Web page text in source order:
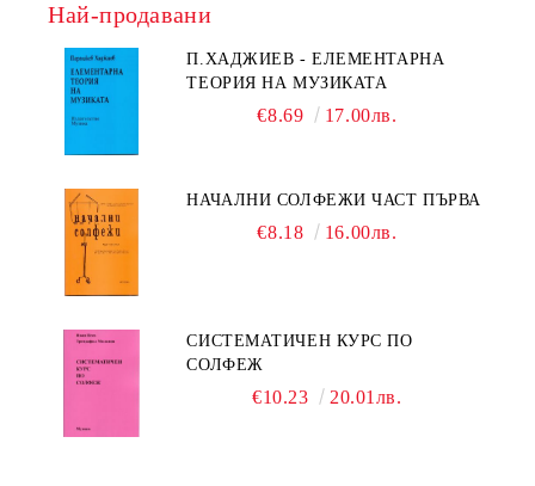
Най-продавани
П.ХАДЖИЕВ - ЕЛЕМЕНТАРНА
ТЕОРИЯ НА МУЗИКАТА
€8.69 17.00лв.
НАЧАЛНИ СОЛФЕЖИ ЧАСТ ПЪРВА
€8.18 16.00лв.
СИСТЕМАТИЧЕН КУРС ПО
СОЛФЕЖ
€10.23 20.01лв.